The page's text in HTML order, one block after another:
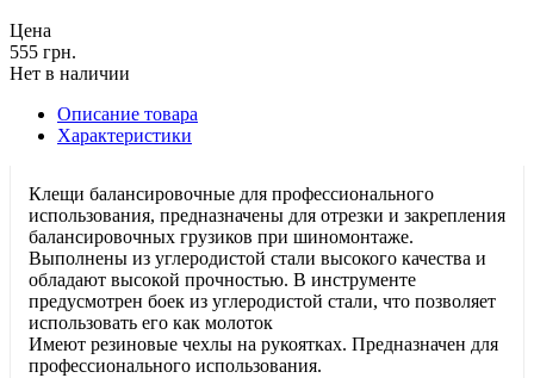
Цена
555 грн.
Нет в наличии
Описание товара
Характеристики
Клещи балансировочные для профессионального
использования, предназначены для отрезки и закрепления
балансировочных грузиков при шиномонтаже.
Выполнены из углеродистой стали высокого качества и
обладают высокой прочностью. В инструменте
предусмотрен боек из углеродистой стали, что позволяет
использовать его как молоток
Имеют резиновые чехлы на рукоятках. Предназначен для
профессионального использования.